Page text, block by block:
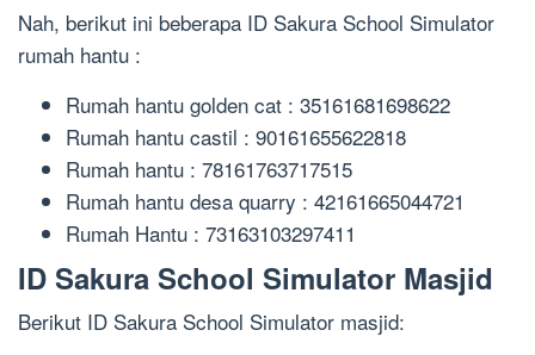
Nah, berikut ini beberapa ID Sakura School Simulator
rumah hantu :
Rumah hantu golden cat : 35161681698622
Rumah hantu castil : 90161655622818
Rumah hantu : 78161763717515
Rumah hantu desa quarry : 42161665044721
Rumah Hantu : 73163103297411
ID Sakura School Simulator Masjid
Berikut ID Sakura School Simulator masjid: